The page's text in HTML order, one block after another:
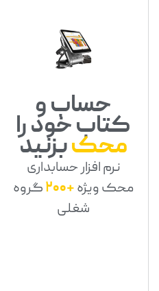
حساب و
کتاب خود را
محکبزنید
نرم افزار حسابداری
محک ویژه+200
گروه
شغلی